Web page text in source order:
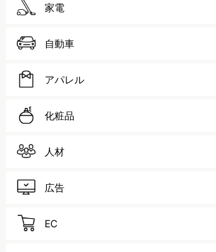
家電
自動車
アパレル
化粧品
人材
広告
EC